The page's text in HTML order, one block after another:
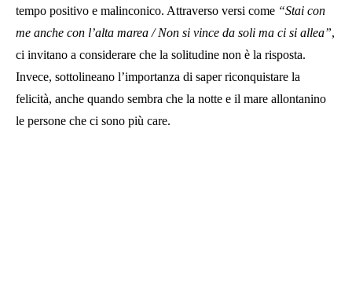
tempo positivo e malinconico. Attraverso versi come “Stai con
me anche con l’alta marea / Non si vince da soli ma ci si allea”,
ci invitano a considerare che la solitudine non è la risposta.
Invece, sottolineano l’importanza di saper riconquistare la
felicità, anche quando sembra che la notte e il mare allontanino
le persone che ci sono più care.